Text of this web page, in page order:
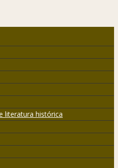
literatura histórica